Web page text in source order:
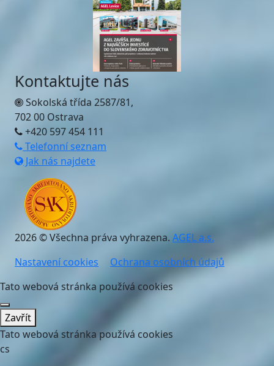
Kontaktujte nás
Sokolská třída 2587/81,
702 00 Ostrava
+420 597 454 111
Telefonní seznam
Jak nás najdete
2026 © Všechna práva vyhrazena. AGEL a.s.
Nastavení cookies
Ochrana osobních údajů
Tato webová stránka používá cookies
Zavřít
Tato webová stránka používá cookies
cs